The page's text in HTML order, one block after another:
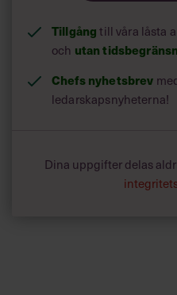
Gör:Koncernchef Netlight
Ålder: 40.
I München med fru
Startade Netlight 1999.
Managing Director Netlight
Netlight Consulting AB 2003.
Tillgång till våra låsta
och utan
Chefs nyhetsbrev
ledarskapsnyheterna!
Dina uppgifter delas